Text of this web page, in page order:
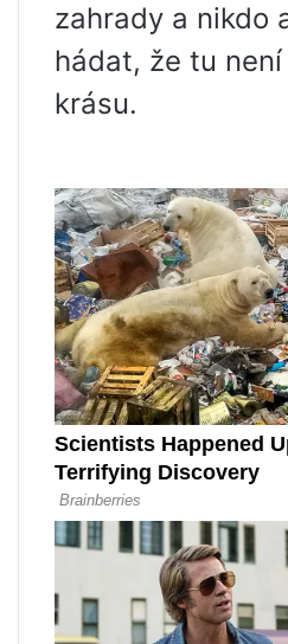
zahrady a nikdo
hádat, že tu
krásu.